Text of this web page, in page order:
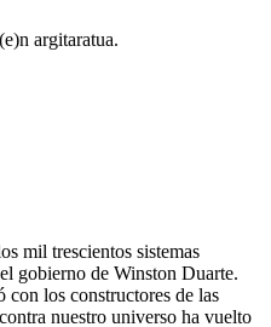
argitaratua.
mil trescientos sistemas
gobierno de Winston Duarte.
con los constructores de las
nuestro universo ha vuelto